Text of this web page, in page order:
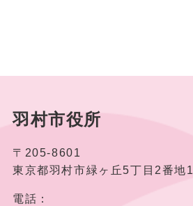
羽村市役所
〒205-8601
東京都羽村市緑ヶ丘5丁目2番地1
電話：